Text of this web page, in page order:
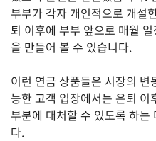
교
육
건
강
부부가 각자 개인적으로 개설
퇴 이후에 부부 앞으로 매월
을 만들어 볼 수 있습니다.
이런 연금 상품들은 시장의
능한 고객 입장에서는 은퇴
부분에 대처할 수 있도록 하는
다.